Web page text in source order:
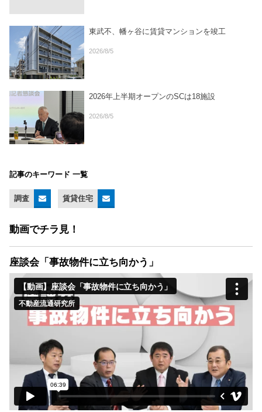
東武不、幡ヶ谷に賃貸マンションを竣工
2026/8/5
2026年上半期オープンのSCは18施設
2026/8/5
記事のキーワード 一覧
調査 賃貸住宅
動画でチラ見！
座談会「事故物件に立ち向かう」